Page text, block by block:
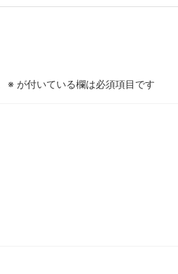
※ が付いている欄は必須項目です